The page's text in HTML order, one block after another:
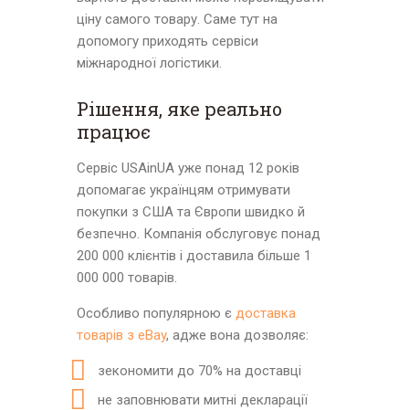
ціну самого товару. Саме тут на
допомогу приходять сервіси
міжнародної логістики.
Рішення, яке реально
працює
Сервіс USAinUA уже понад 12 років
допомагає українцям отримувати
покупки з США та Європи швидко й
безпечно. Компанія обслуговує понад
200 000 клієнтів і доставила більше 1
000 000 товарів.
Особливо популярною є доставка
товарів з eBay, адже вона дозволяє:
зекономити до 70% на доставці
не заповнювати митні декларації